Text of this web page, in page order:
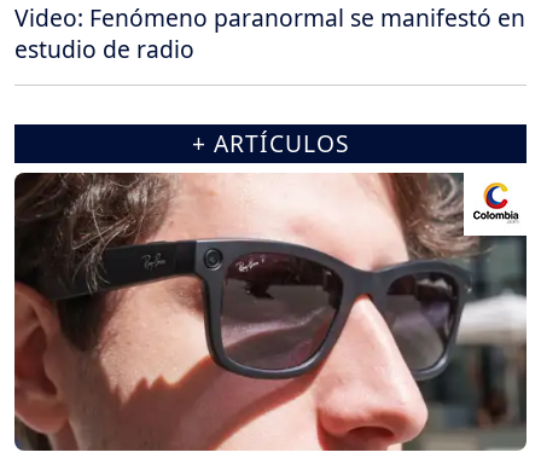
Video: Fenómeno paranormal se manifestó en
estudio de radio
+ ARTÍCULOS